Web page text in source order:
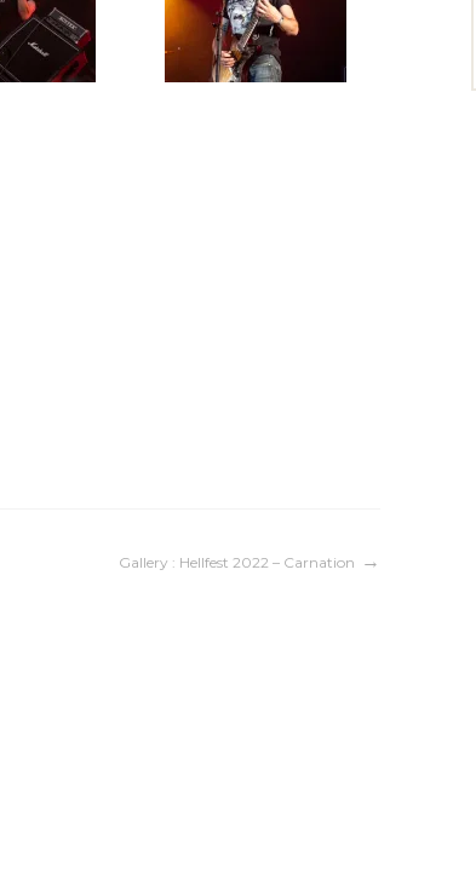
Gallery : Hellfest 2022 – Carnation